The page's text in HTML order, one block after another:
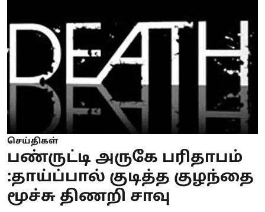
செய்திகள்
பண்ருட்டி அருகே பரிதாபம்
:தாய்ப்பால் குடித்த குழந்தை
மூச்சு திணறி சாவு